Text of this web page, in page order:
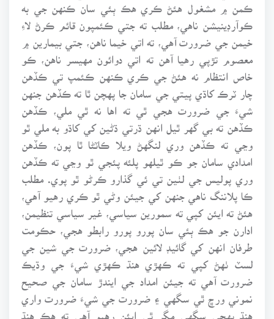
ڪمن ۾ مشغول هئڻ ڪري هڪ ٻئي سان ڪنهن جي به
ڪوآرڊينيشن ناهي، مطلب ته جتي ڪئمپون قائم ڪرڻ لاءِ
خيمن جي ضرورت آهي، ته اتي خيما ناهن، جتي بيمارين ۾
معصوم تڙپي رهيا آهن ته اتي دوائون مهيسر ناهن، ڪو
خاص انتظام نه هئڻ جي ڪري ڪنهن ڪئمپ تي ڪڏهن
چار ٽرڪ کاڌي پيتي جي سامان جا پهچن ٿا ته ڪڏهن جنهن
شيءَ جي ضرورت هجي ٿي ته اها نه ٿي ملي، ڪڏهن
ڪڏهن ته بي گهر ٿيل انهن ڌرتي ڌڻين کي کاڌو به ملي ٿو
وڃي ته ڪڏهن وري لنگهڻ ويلا ڪاٽڻا ٿا پون، ڪڏهن
امدادي سامان جو ڪو ٿيلهو پلئه پئجي ٿو وڃي ته ڪڏهن
وري پوليس جي لٺين تي ئي گذارو ڪرڻو ٿو پوي. مطلب
ڪا پلاننگ ناهي جنهن کي جيئن وڻي ٿو ڪري رهيو آهي،
هئڻ ته ايئن کپي ته سمورين سياسي، غير سياسي تنظيمن،
ادارن جو هڪ ٻئي سان پورو پورو رابطو هجي، حڪومت
طرفان انهن کي گائيڊ لائين هجي، ضرورت جي شين جي
لسٽ ٺهڻ کپي ته ڪهڙي هنڌ ڪهڙي شيءَ جي وڌيڪ
ضرورت آهي ته جيئن امداد جي ايندڙ سامان جي صحيح
نموني ورڇ ٿي سگهي ۽ ضرورت جي شيءَ ضرورت واري
هنڌ پهچي سگهي مگر ٿي ايئن رهيو آهي ته هڪ هنڌ